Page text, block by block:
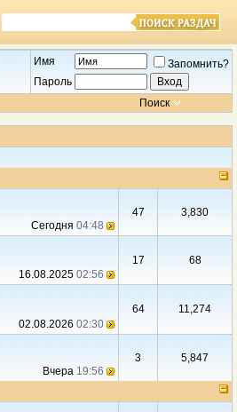
Имя
Запомнить?
Пароль
Поиск
Сегодня 04:48
47 3,830
16.08.2025 02:56
17 68
02.08.2026 02:30
64 11,274
Вчера 19:56
3 5,847